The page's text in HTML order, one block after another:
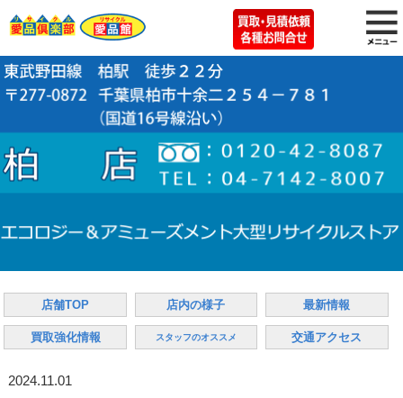
店舗TOP 店内の様子 最新情報
買取強化情報 スタッフのオススメ 交通アクセス
2024.11.01